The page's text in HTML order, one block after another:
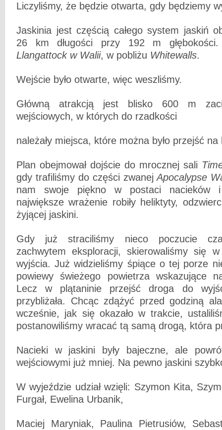
Liczyliśmy, że będzie otwarta, gdy będziemy
Jaskinia jest częścią całego system jaskiń
26 km długości przy 192 m
Llangattock w Walii, w pobliżu Whitewalls.
Wejście było otwarte, więc weszliśmy.
Główną atrakcją jest blisko 600 m
wejściowych, w których do rzadkości
należały miejsca, które można było przejść
Plan obejmował dojście do mrocznej sali
gdy trafiliśmy do części zwanejApocalypse
nam swoje piękno w postaci
największe wrażenie robiły heliktyty,
żyjącej jaskini.
Gdy już straciliśmy nieco poczucie
zachwytem eksploracji, skierowaliśmy się
wyjścia. Już widzieliśmy śpiące o tej porze
powiewy świeżego powietrza wskazujące
Lecz w plątaninie przejść droga do
przybliżała. Chcąc zdążyć przed godziną
wcześnie, jak się okazało w trakcie,
postanowiliśmy wracać tą samą drogą, która
Nacieki w jaskini były bajeczne, ale
wejściowymi już mniej. Na pewno jaskini
W wyjeździe udział wzięli: Szymon Kita,
Furgał, Ewelina Urbanik,
Maciej Maryniak, Paulina Pietrusiów,